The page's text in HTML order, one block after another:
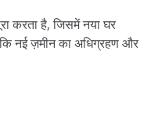
करता है, जिसमें नया घर
कि नई ज़मीन का अधिग्रहण और